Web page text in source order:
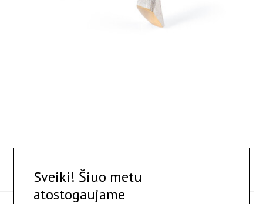
Sveiki! Šiuo metu
atostogaujame